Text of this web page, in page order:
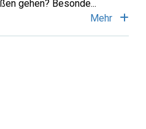
gehen? Besonde...
Mehr